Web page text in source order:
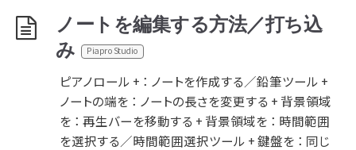
ノートを編集する方法／打ち込
み
Piapro Studio
ピアノロール + ： ノートを作成する／鉛筆ツール +
ノートの端を ： ノートの長さを変更する + 背景領域
を ： 再生バーを移動する + 背景領域を ： 時間範囲
を選択する／時間範囲選択ツール + 鍵盤を ： 同じ